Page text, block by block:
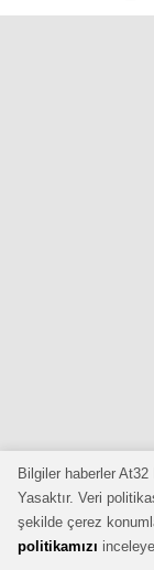
Bilgiler haberler
Yasaktır. Veri
şekilde çerez
politikamızı